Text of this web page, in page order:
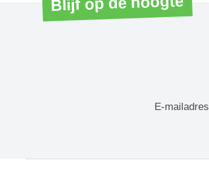
E-mailadres